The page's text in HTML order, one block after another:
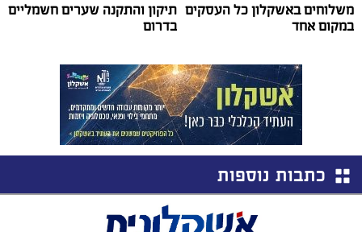
משלוחים באשקלון כל העסקים
במקום אחד
תיקון והתקנה שערים חשמליים
בדרום
כתבות נוספות